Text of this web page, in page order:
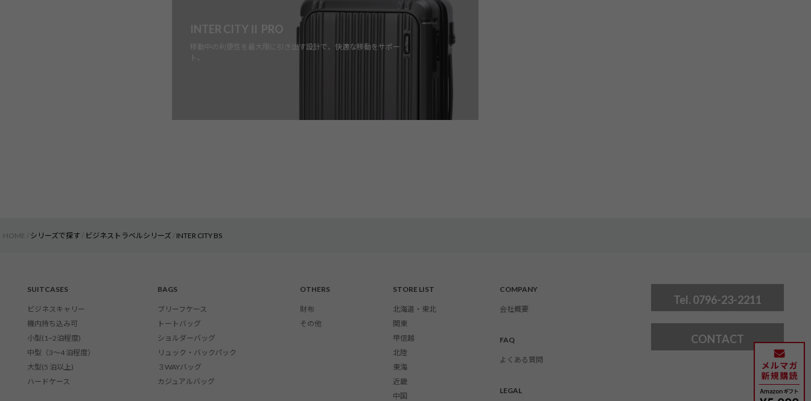
INTER CITYⅡ PRO
移動中の利便性を最大限に引き出す設計で、快適な移動をサポー
ト。
HOME シリーズで探す ビジネストラベルシリーズ INTER CITY BS
SUITCASES
ビジネスキャリー
機内持ち込み可
小型(1~2泊程度)
中型（3〜4 泊程度）
大型(5 泊以上)
ハードケース
BAGS
ブリーフケース
トートバッグ
ショルダーバッグ
リュック・バックパック
３WAYバッグ
カジュアルバッグ
OTHERS
財布
その他
STORE LIST
北海道・東北
関東
甲信越
北陸
東海
近畿
中国
COMPANY
会社概要
FAQ
よくある質問
LEGAL
Tel. 0796-23-2211
CONTACT